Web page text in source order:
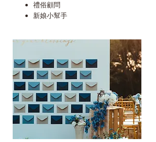
禮俗顧問
新娘小幫手